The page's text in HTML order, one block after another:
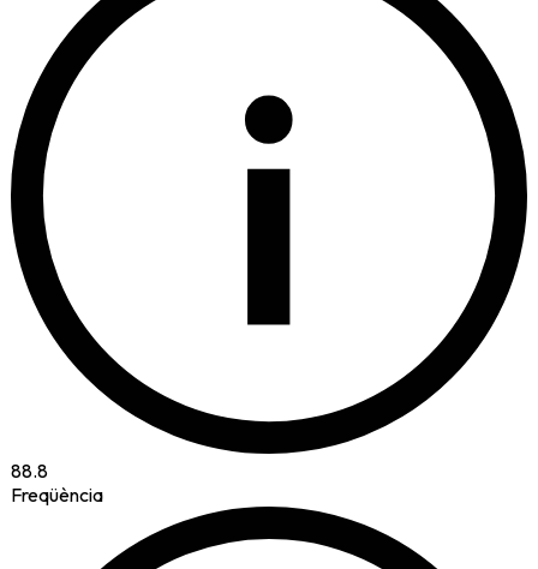
i
88.8
Freqüència